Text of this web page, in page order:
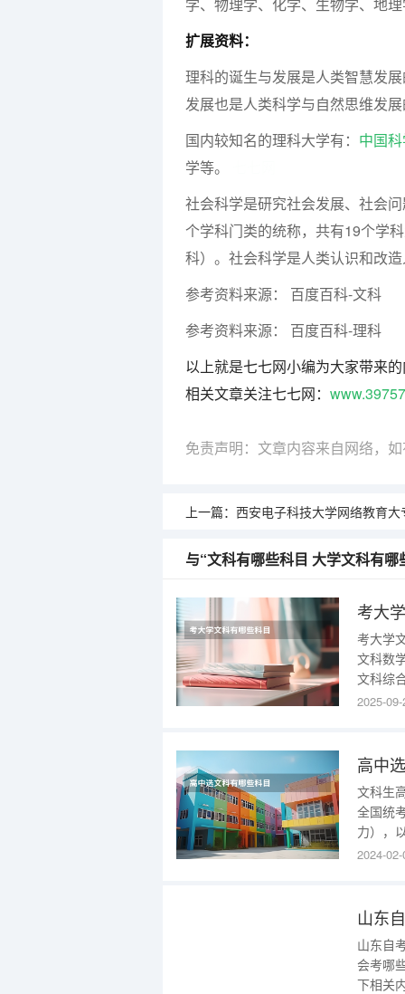
扩展资料：
理科的诞生与发展是人类智慧发
发展也是人类科学与自然思维发
国内较知名的理科大学有： 中国
学等。
社会科学是研究社会发展、社会
个学科门类的统称，共有19个学
科）。社会科学是人类认识和改
参考资料来源： 百度百科-文科
参考资料来源： 百度百科-理科
以上就是七七网小编为大家带来
相关文章关注七七网：
免责声明：文章内容来自网络，
上一篇： 西安电子科技大学网络教育大专专
与“文科有哪些科目 大学文科有哪
考大
考大学
文科数
文科综
三个科
2025-
高中
文科生
全国统
力），
每科满
2024-
山东
山东自
会考哪
下相关内容，